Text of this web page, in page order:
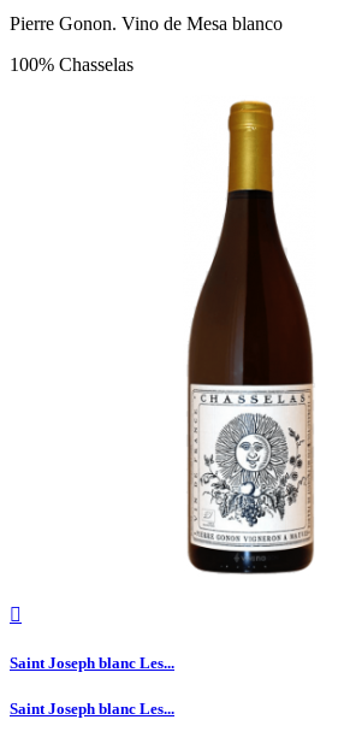
Pierre Gonon. Vino de Mesa blanco
100% Chasselas

Saint Joseph blanc Les...
Saint Joseph blanc Les...